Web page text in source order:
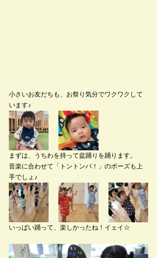
小さいお友だちも、お祭り気分でワクワクして
います♪
まずは、うちわを持って盆踊りを踊ります。
音楽に合わせて「トントンパ！」のポーズも上
手でしょ♪
いっぱい踊って、楽しかったね！イェイ☆